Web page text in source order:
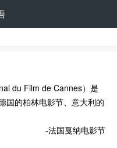
影节
du Film de Cannes）是
国的柏林电影节、意大利的
-法国戛纳电影节